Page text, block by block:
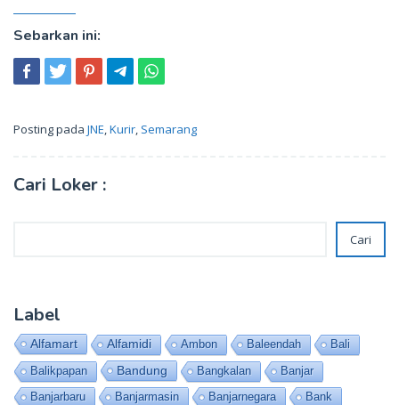
Sebarkan ini:
Posting pada JNE,Kurir, Semarang
Cari Loker :
Cari
Label
Alfamart Alfamidi Ambon Baleendah
Bali
Balikpapan
Bandung Bangkalan
Banjar
Banjarbaru
Banjarmasin Banjarnegara Bank